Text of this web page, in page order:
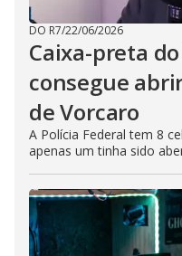
DO R7/22/06/2026
Caixa-preta
consegue
de Vorcaro
A Polícia Federal tem 8
apenas um tinha sido